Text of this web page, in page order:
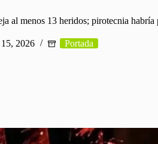
al menos 13 heridos; pirotecnia
2026 Portada